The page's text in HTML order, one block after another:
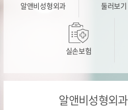
알앤비성형외과 둘러보기
실손보험
알앤비성형외과